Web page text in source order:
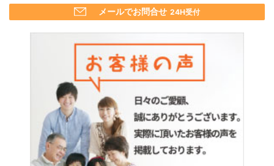
メールでお問合せ 24H受付